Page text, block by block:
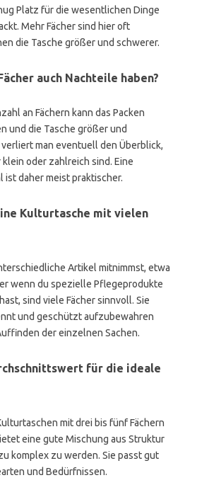
Platz für die wesentlichen Dinge
Mehr Fächer sind hier oft
die Tasche größer und schwerer.
auch Nachteile haben?
an Fächern kann das Packen
und die Tasche größer und
man eventuell den Überblick,
oder zahlreich sind. Eine
ist daher meist praktischer.
Kulturtasche mit vielen
Artikel mitnimmst, etwa
wenn du spezielle Pflegeprodukte
sind viele Fächer sinnvoll. Sie
und geschützt aufzubewahren
der einzelnen Sachen.
für die ideale
mit drei bis fünf Fächern
eine gute Mischung aus Struktur
komplex zu werden. Sie passt gut
und Bedürfnissen.